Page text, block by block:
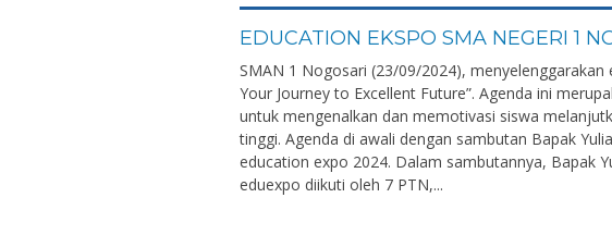
EDUCATION EKSPO SMA NEGERI 1
SMAN 1 Nogosari (23/09/2024),
Your Journey to Excellent Future”. Agenda ini
untuk mengenalkan dan memotivasi siswa
tinggi. Agenda di awali dengan sambutan Bapak
education expo 2024. Dalam sambutannya, Bapak
eduexpo diikuti oleh 7 PTN,...